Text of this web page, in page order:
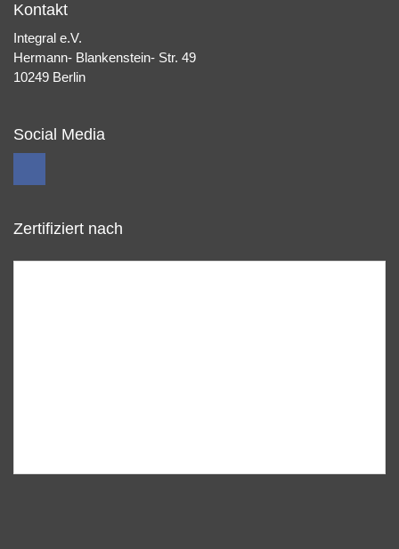
Kontakt
Integral e.V.
Hermann- Blankenstein- Str. 49
10249 Berlin
Social Media
Zertifiziert nach